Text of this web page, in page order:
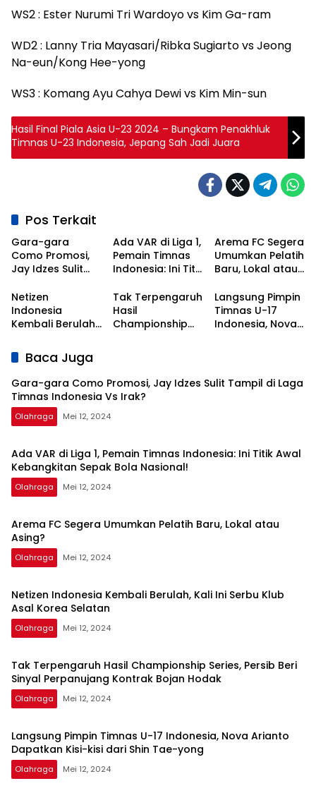
WS2 : Ester Nurumi Tri Wardoyo vs Kim Ga-ram
WD2 : Lanny Tria Mayasari/Ribka Sugiarto vs Jeong
Na-eun/Kong Hee-yong
WS3 : Komang Ayu Cahya Dewi vs Kim Min-sun
Hasil Final Piala Asia U-23 2024 – Bungkam Penakhluk
Timnas U-23 Indonesia, Jepang Sah Jadi Juara
Pos Terkait
Gara-gara
Como Promosi,
Jay Idzes Sulit
Timnas
Indonesia Vs
Irak?
Ada VAR di Liga 1,
Pemain Timnas
Indonesia: Ini Titik
Kebangkitan
Sepak Bola
Nasional!
Arema FC Segera
Umumkan Pelatih
Baru, Lokal atau
Netizen
Indonesia
Kembali Berulah,
Asal Korea
Selatan
Tak Terpengaruh
Hasil
Championship
Kontrak Bojan
Hodak
Langsung Pimpin
Timnas U-17
Indonesia, Nova
yong
Baca Juga
Gara-gara Como Promosi, Jay Idzes Sulit Tampil di Laga
Timnas Indonesia Vs Irak?
Olahraga Mei 12, 2024
Ada VAR di Liga 1, Pemain Timnas Indonesia: Ini Titik Awal
Kebangkitan Sepak Bola Nasional!
Olahraga Mei 12, 2024
Arema FC Segera Umumkan Pelatih Baru, Lokal atau
Asing?
Olahraga Mei 12, 2024
Netizen Indonesia Kembali Berulah, Kali Ini Serbu Klub
Asal Korea Selatan
Olahraga Mei 12, 2024
Tak Terpengaruh Hasil Championship Series, Persib Beri
Sinyal Perpanujang Kontrak Bojan Hodak
Olahraga Mei 12, 2024
Langsung Pimpin Timnas U-17 Indonesia, Nova Arianto
Dapatkan Kisi-kisi dari Shin Tae-yong
Olahraga Mei 12, 2024